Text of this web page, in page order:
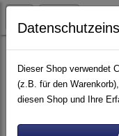
Stromversorgung
Dieser Shop verwendet
(z.B. für den
diesen Shop und Ihre